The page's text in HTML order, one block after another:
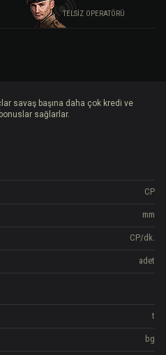
TELSIZ OPERATÖRÜ
savaş başına daha çok kredi ve
sağlarlar.
CP
mm
CP/dk.
adet
t
bg